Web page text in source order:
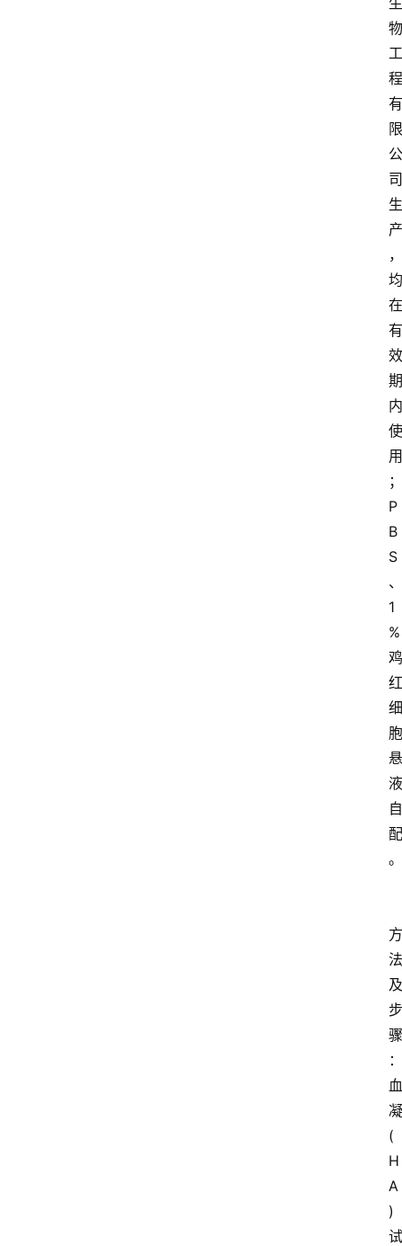
物
工
程
有
限
公
司
生
产
，
均
在
有
效
期
内
使
用
；
P
B
S
、
1
%
鸡
红
细
胞
悬
液
自
配
。
方
法
及
步
骤
：
血
凝
(
H
A
)
试